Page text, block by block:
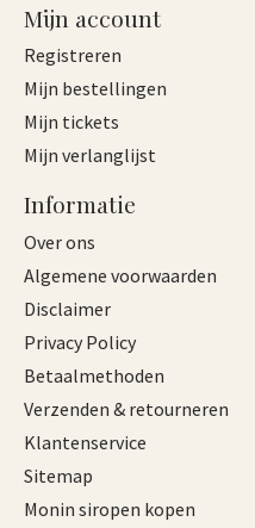
Mijn account
Registreren
Mijn bestellingen
Mijn tickets
Mijn verlanglijst
Informatie
Over ons
Algemene voorwaarden
Disclaimer
Privacy Policy
Betaalmethoden
Verzenden & retourneren
Klantenservice
Sitemap
Monin siropen kopen